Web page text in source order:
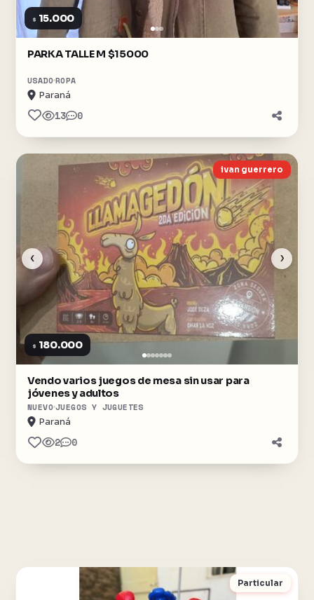
$ 15.000
PARKA TALLE M $15000
USADO ROPA
Paraná
13 0
‹ ›
ivan guerrero
$ 180.000
Vendo varios juegos de mesa sin usar para
jóvenes y adultos
NUEVO JUEGOS Y JUGUETES
Paraná
2 0
Particular